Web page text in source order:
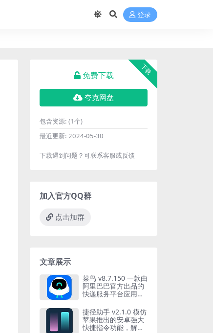
登录
下载
免费下载
夸克网盘
包含资源: (1个)
最近更新: 2024-05-30
下载遇到问题？可联系客服或反馈
加入官方QQ群
点击加群
文章展示
菜鸟 v8.7.150 一款由
阿里巴巴官方出品的
快递服务平台应用软
捷径助手 v2.1.0 模仿
苹果推出的安卓强大
快捷指令功能，解锁